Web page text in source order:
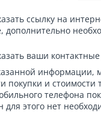
ссылку на
дополнительно
ваши
информации,
покупки и
телефона
для этого нет